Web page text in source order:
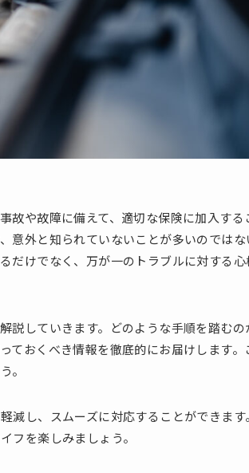
故や故障に備えて、適切な保険に加入する
意外と知られていないことが多いのではな
だけでなく、万が一のトラブルに対する心
していきます。どのような手順を踏むの
ておくべき情報を徹底的にお届けします。
。
減し、スムーズに対応することができます
フを楽しみましょう。